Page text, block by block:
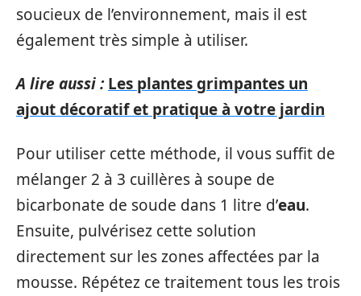
soucieux de l’environnement, mais il est
également très simple à utiliser.
A lire aussi : Les plantes grimpantes un
ajout décoratif et pratique à votre jardin
Pour utiliser cette méthode, il vous suffit de
mélanger 2 à 3 cuillères à soupe de
bicarbonate de soude dans 1 litre d’eau.
Ensuite, pulvérisez cette solution
directement sur les zones affectées par la
mousse. Répétez ce traitement tous les trois